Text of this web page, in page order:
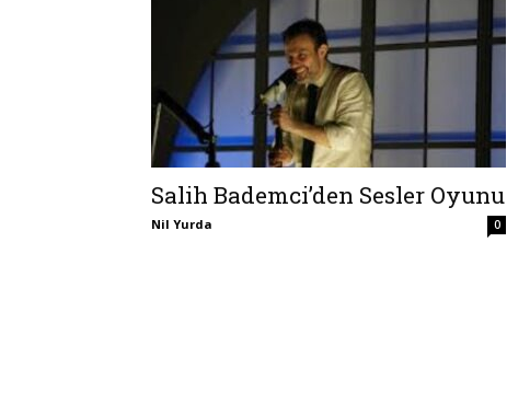
Salih Bademci’den Sesler Oyunu
Nil Yurda 0